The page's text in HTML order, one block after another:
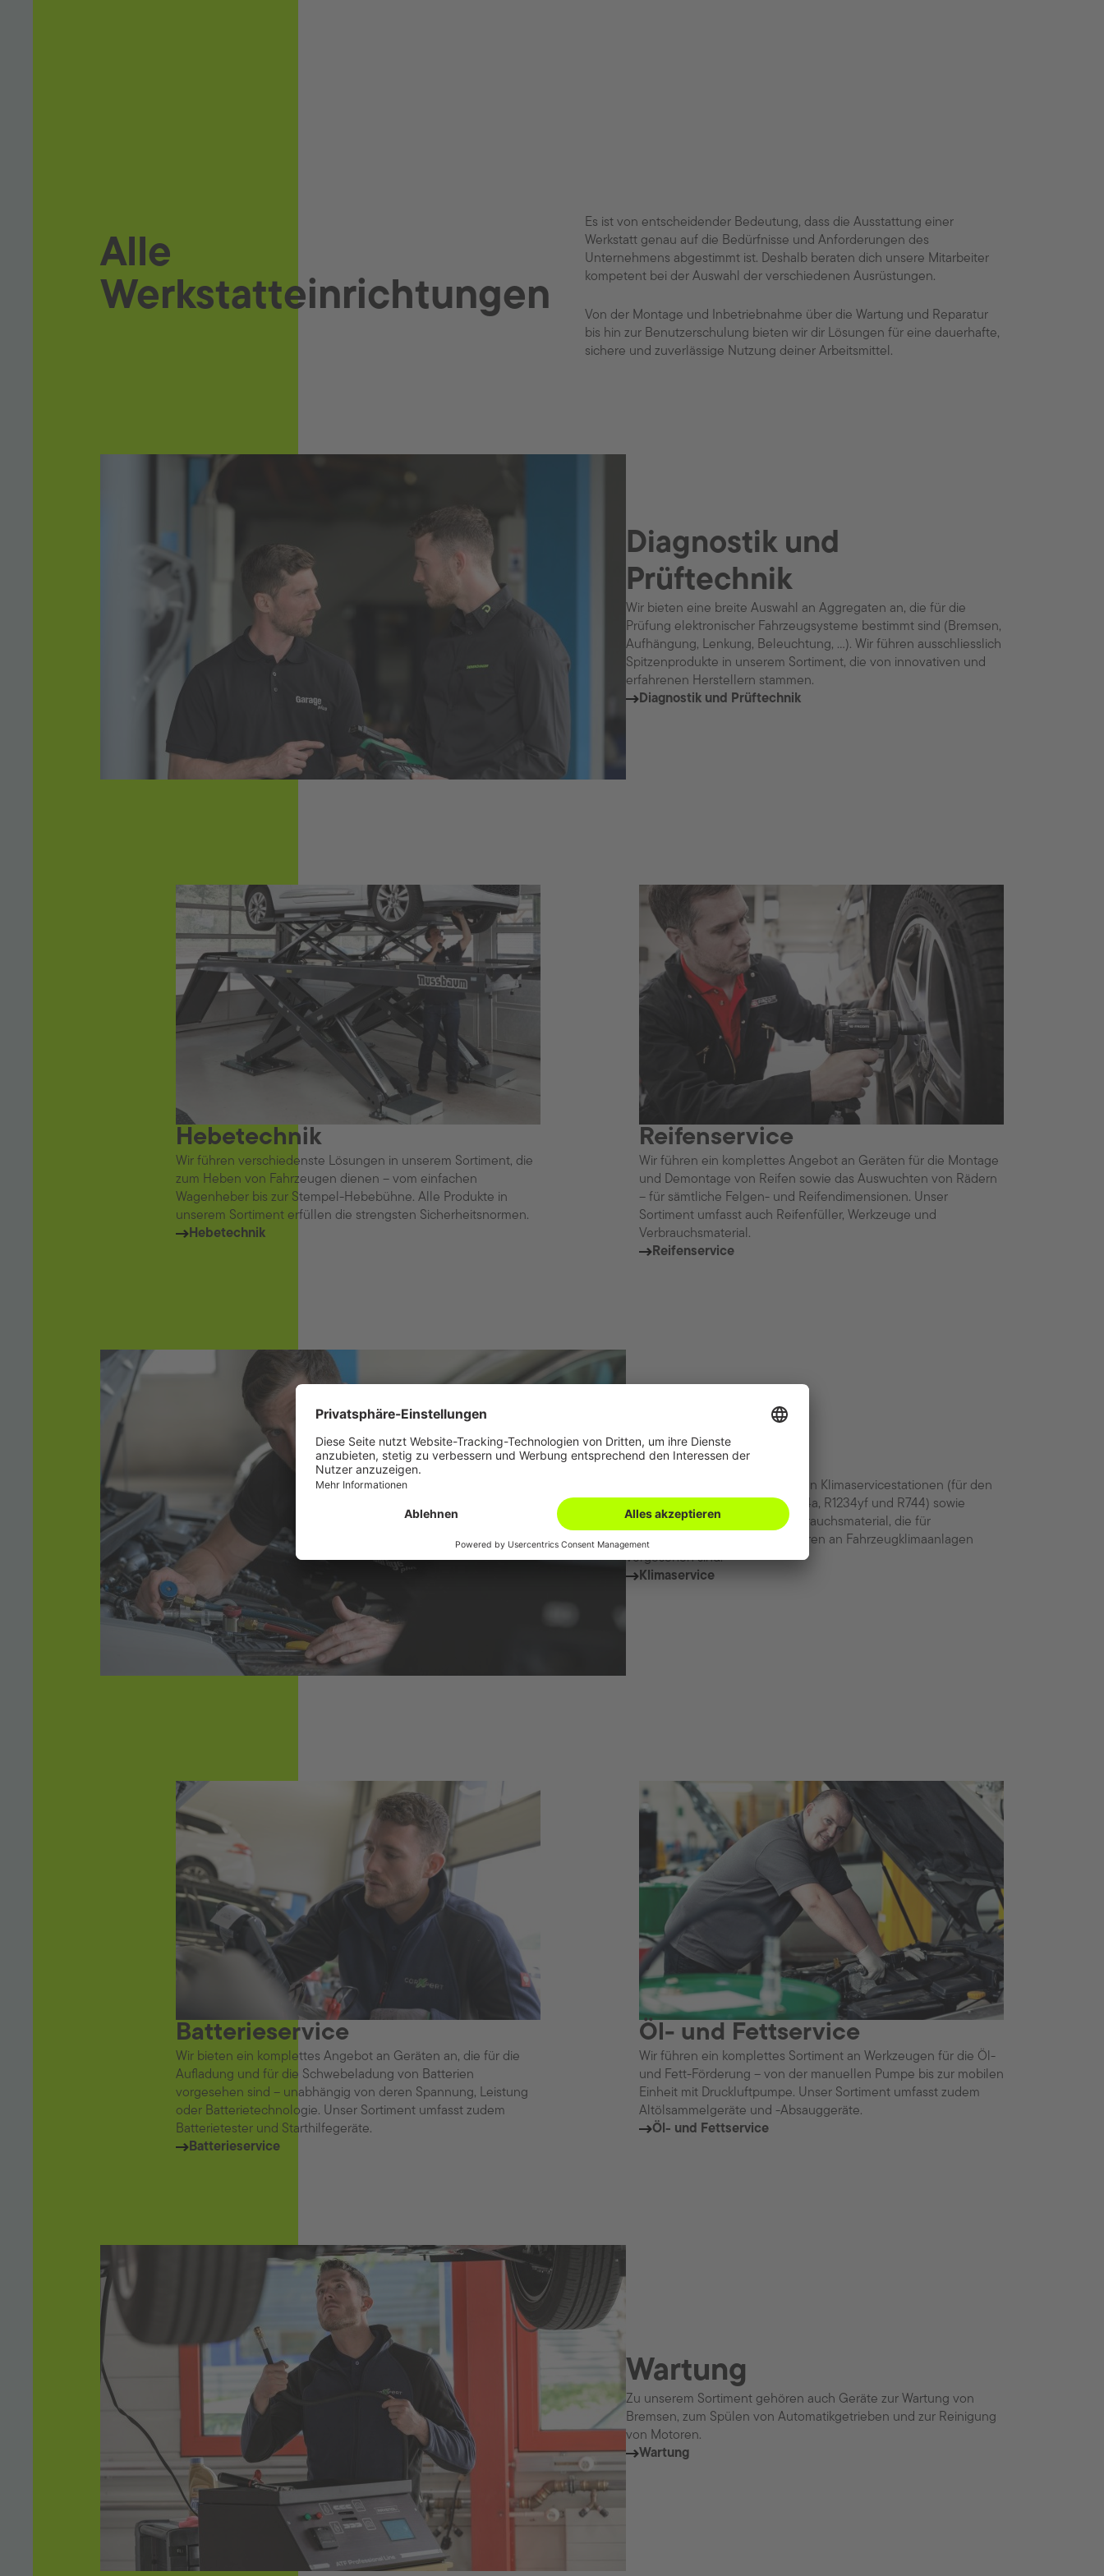
Alle
Werkstatteinrichtungen
Es ist von entscheidender Bedeutung, dass die Ausstattung einer
Werkstatt genau auf die Bedürfnisse und Anforderungen des
Unternehmens abgestimmt ist. Deshalb beraten dich unsere Mitarbeiter
kompetent bei der Auswahl der verschiedenen Ausrüstungen.
Von der Montage und Inbetriebnahme über die Wartung und Reparatur
bis hin zur Benutzerschulung bieten wir dir Lösungen für eine dauerhafte,
sichere und zuverlässige Nutzung deiner Arbeitsmittel.
Diagnostik und
Prüftechnik
Wir bieten eine breite Auswahl an Aggregaten an, die für die
Prüfung elektronischer Fahrzeugsysteme bestimmt sind (Bremsen,
Aufhängung, Lenkung, Beleuchtung, ...). Wir führen ausschliesslich
Spitzenprodukte in unserem Sortiment, die von innovativen und
erfahrenen Herstellern stammen.
Diagnostik und Prüftechnik
Hebetechnik
Wir führen verschiedenste Lösungen in unserem Sortiment, die
zum Heben von Fahrzeugen dienen – vom einfachen
Wagenheber bis zur Stempel-Hebebühne. Alle Produkte in
unserem Sortiment erfüllen die strengsten Sicherheitsnormen.
Hebetechnik
Reifenservice
Wir führen ein komplettes Angebot an Geräten für die Montage
und Demontage von Reifen sowie das Auswuchten von Rädern
– für sämtliche Felgen- und Reifendimensionen. Unser
Sortiment umfasst auch Reifenfüller, Werkzeuge und
Verbrauchsmaterial.
Reifenservice
Klimaservice
Wir führen eine breite Auswahl an Klimaservicestationen (für den
Betrieb mit den Kühlmitteln R134a, R1234yf und R744) sowie
zahlreiche Werkzeuge und Verbrauchsmaterial, die für
Wartungsarbeiten und Reparaturen an Fahrzeugklimaanlagen
vorgesehen sind.
Klimaservice
Batterieservice
Wir bieten ein komplettes Angebot an Geräten an, die für die
Aufladung und für die Schwebeladung von Batterien
vorgesehen sind – unabhängig von deren Spannung, Leistung
oder Batterietechnologie. Unser Sortiment umfasst zudem
Batterietester und Starthilfegeräte.
Batterieservice
Öl- und Fettservice
Wir führen ein komplettes Sortiment an Werkzeugen für die Öl-
und Fett-Förderung – von der manuellen Pumpe bis zur mobilen
Einheit mit Druckluftpumpe. Unser Sortiment umfasst zudem
Altölsammelgeräte und -Absauggeräte.
Öl- und Fettservice
Wartung
Zu unserem Sortiment gehören auch Geräte zur Wartung von
Bremsen, zum Spülen von Automatikgetrieben und zur Reinigung
von Motoren.
Wartung